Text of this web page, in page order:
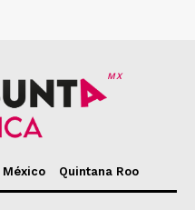
MX
México Quintana Roo